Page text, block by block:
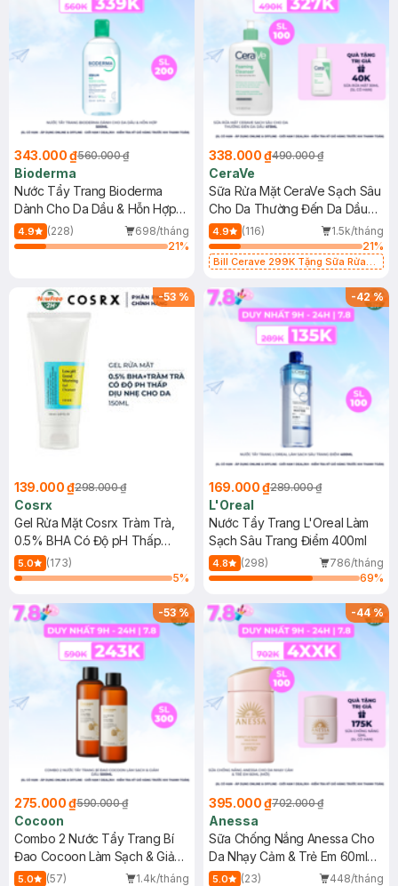
343.000 ₫560.000 ₫
Bioderma
Nước Tẩy Trang Bioderma
Dành Cho Da Dầu & Hỗn Hợp
500ml
4.9 (228)
698/tháng
21%
338.000 ₫490.000 ₫
CeraVe
Sữa Rửa Mặt CeraVe Sạch Sâu
Cho Da Thường Đến Da Dầu
473ml
4.9 (116)
1.5k/tháng
21%
Bill Cerave 299K Tặng Sữa Rửa
-53 %
139.000 ₫298.000 ₫
Cosrx
Gel Rửa Mặt Cosrx Tràm Trà,
0.5% BHA Có Độ pH Thấp
150ml
5.0
(173)
5%
-42%
169.000 ₫289.000 ₫
L'Oreal
Nước Tẩy Trang L'Oreal Làm
Sạch Sâu Trang Điểm 400ml
4.8 (298)
786/tháng
69%
-53%
275.000 ₫590.000 ₫
Cocoon
Combo 2 Nước Tẩy Trang Bí
Đao Cocoon Làm Sạch & Giảm
Dầu 500ml
5.0 (57)
1.4k/tháng
-44%
395.000 ₫702.000 ₫
Anessa
Sữa Chống Nắng Anessa Cho
Da Nhạy Cảm & Trẻ Em 60ml
(Mới)
5.0 (23)
448/tháng